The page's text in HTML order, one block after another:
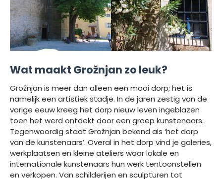
Wat maakt Grožnjan zo leuk?
Grožnjan is meer dan alleen een mooi dorp; het is
namelijk een artistiek stadje. In de jaren zestig van de
vorige eeuw kreeg het dorp nieuw leven ingeblazen
toen het werd ontdekt door een groep kunstenaars.
Tegenwoordig staat Grožnjan bekend als ‘het dorp
van de kunstenaars’. Overal in het dorp vind je galeries,
werkplaatsen en kleine ateliers waar lokale en
internationale kunstenaars hun werk tentoonstellen
en verkopen. Van schilderijen en sculpturen tot